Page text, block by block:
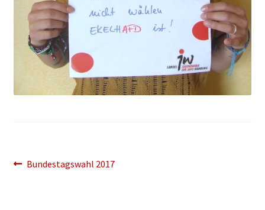
Beitragsnavigation
Vorheriger
Bundestagswahl 2017